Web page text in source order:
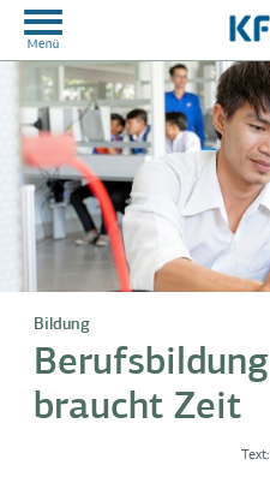
Bildung
braucht Zeit
Text: